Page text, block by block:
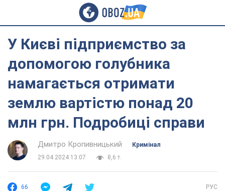
У Києві підприємство за
допомогою голубника
намагається отримати
землю вартістю понад 20
млн грн. Подробиці справи
Дмитро Кропивницький
Кримінал
29.04.2024 13:07
8,6 т.
66 РУС